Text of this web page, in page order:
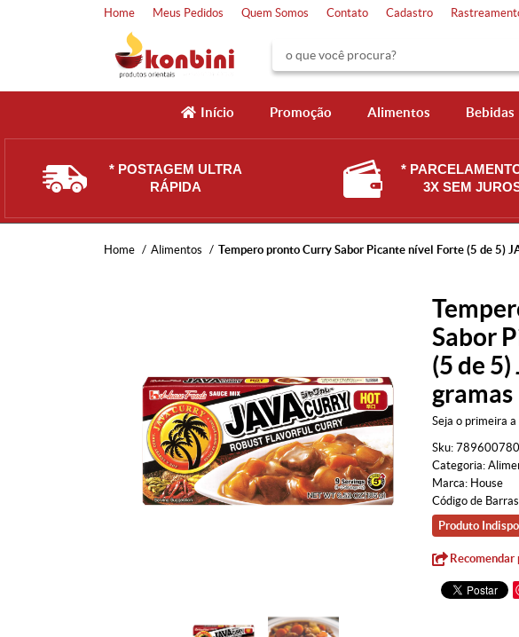
Home Meus Pedidos Quem Somos Contato Cadastro
Início Promoção Alimentos Bebidas
* POSTAGEM ULTRA
RÁPIDA
*
3X SEM
Home Alimentos Tempero pronto Curry Sabor Picante nível Forte (5 de 5)
Sabor
(5 de 5)
gramas
Seja o primeira
Sku:
Categoria:
Marca: House
Código de
Produto
Recomendar